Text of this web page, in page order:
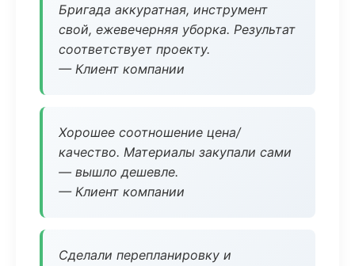
Бригада аккуратная, инструмент
свой, ежевечерняя уборка. Результат
соответствует проекту.
— Клиент компании
Хорошее соотношение цена/
качество. Материалы закупали сами
— вышло дешевле.
— Клиент компании
Сделали перепланировку и